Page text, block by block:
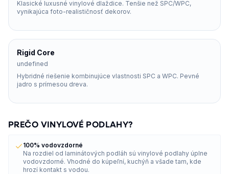
Klasické luxusné vinylové dlaždice. Tenšie než SPC/WPC,
vynikajúca foto-realističnosť dekorov.
Rigid Core
undefined
Hybridné riešenie kombinujúce vlastnosti SPC a WPC. Pevné
jadro s prímesou dreva.
PREČO VINYLOVÉ PODLAHY?
100% vodovzdorné
Na rozdiel od laminátových podláh sú vinylové podlahy úplne
vodovzdorné. Vhodné do kúpeľní, kuchýň a všade tam, kde
hrozí kontakt s vodou.